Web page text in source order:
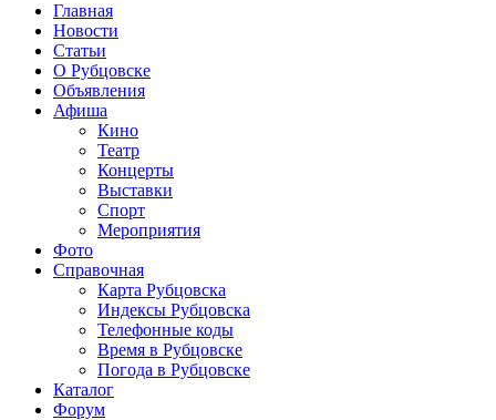
Главная
Новости
Статьи
О Рубцовске
Объявления
Афиша
Кино
Театр
Концерты
Выставки
Спорт
Мероприятия
Фото
Справочная
Карта Рубцовска
Индексы Рубцовска
Телефонные коды
Время в Рубцовске
Погода в Рубцовске
Каталог
Форум